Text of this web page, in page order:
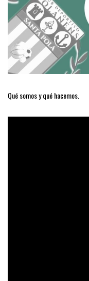
Qué somos y qué hacemos.